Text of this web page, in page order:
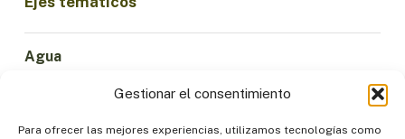
Gestionar el consentimiento
Para ofrecer las mejores experiencias, utilizamos tecnologías como
Agua
Economía Sostenible